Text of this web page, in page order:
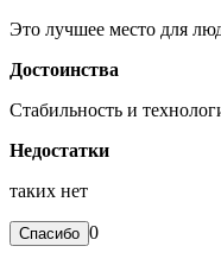
Это лучшее место для
Достоинства
Стабильность и
Недостатки
таких нет
0